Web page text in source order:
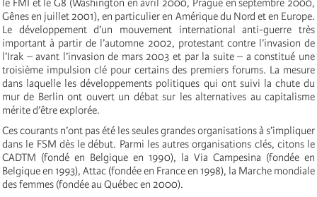
le FMI et le G8 (Washington en avril 2000, Prague en septembre 2000,
Gênes en juillet 2001), en particulier en Amérique du Nord et en Europe.
Le développement d’un mouvement international anti-guerre très
important à partir de l’automne 2002, protestant contre l’invasion de
l’Irak – avant l’invasion de mars 2003 et par la suite – a constitué une
troisième impulsion clé pour certains des premiers forums. La mesure
dans laquelle les développements politiques qui ont suivi la chute du
mur de Berlin ont ouvert un débat sur les alternatives au capitalisme
mérite d’être explorée.
Ces courants n’ont pas été les seules grandes organisations à s’impliquer
dans le FSM dès le début. Parmi les autres organisations clés, citons le
CADTM (fondé en Belgique en 1990), la Via Campesina (fondée en
Belgique en 1993), Attac (fondée en France en 1998), la Marche mondiale
des femmes (fondée au Québec en 2000).